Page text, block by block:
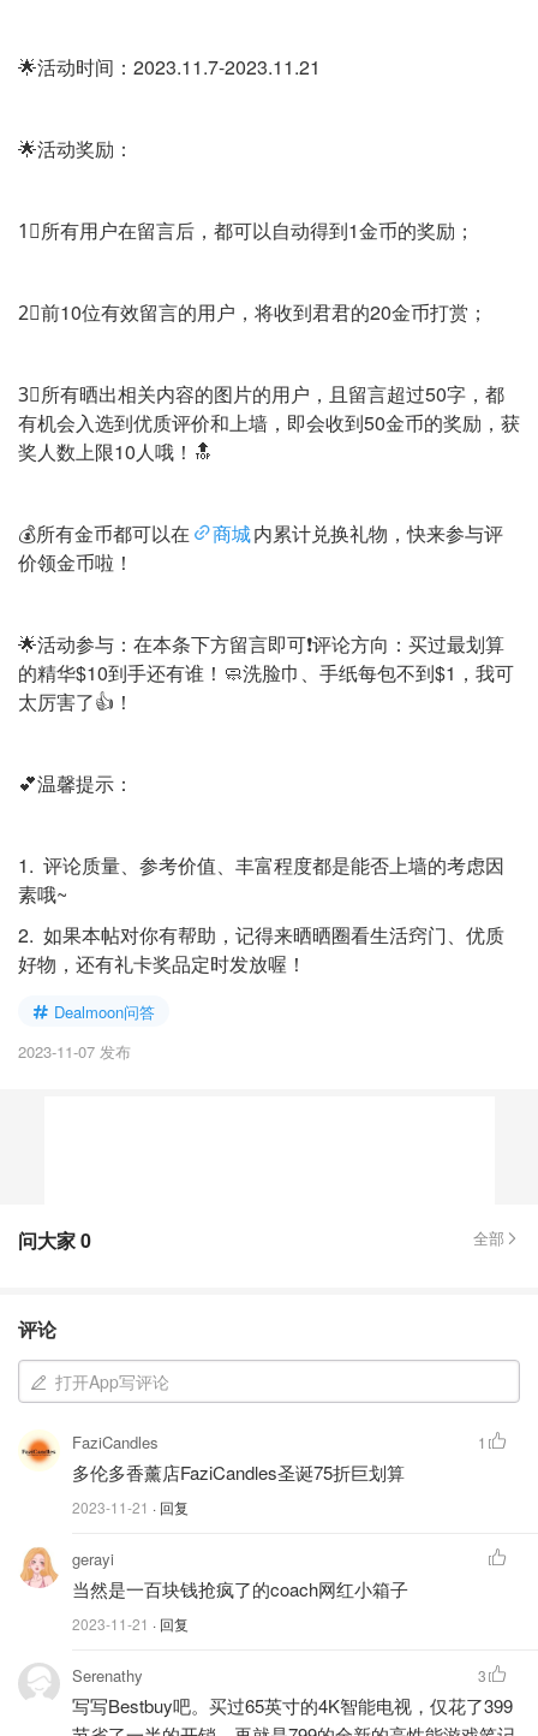
🌟活动时间：2023.11.7-2023.11.21
🌟活动奖励：
1⃣️所有用户在留言后，都可以自动得到1金币的奖励；
2⃣️前10位有效留言的用户，将收到君君的20金币打赏；
3⃣️所有晒出相关内容的图片的用户，且留言超过50字，都
有机会入选到优质评价和上墙，即会收到50金币的奖励，获
奖人数上限10人哦！🔝
💰所有金币都可以在 商城内累计兑换礼物，快来参与评
价领金币啦！
🌟活动参与：在本条下方留言即可❗️评论方向：买过最划算
的精华$10到手还有谁！🧼洗脸巾、手纸每包不到$1，我可
太厉害了👍！
💕温馨提示：
1. 评论质量、参考价值、丰富程度都是能否上墙的考虑因
素哦~
2. 如果本帖对你有帮助，记得来晒晒圈看生活窍门、优质
好物，还有礼卡奖品定时发放喔！
Dealmoon问答
2023-11-07 发布
问大家0 全部
评论
打开App写评论
FaziCandles
多伦多香薰店FaziCandles圣诞75折巨划算
2023-11-21 · 回复
1
gerayi
当然是一百块钱抢疯了的coach网红小箱子
2023-11-21 · 回复
Serenathy
写写Bestbuy吧。买过65英寸的4K智能电视，仅花了399
3